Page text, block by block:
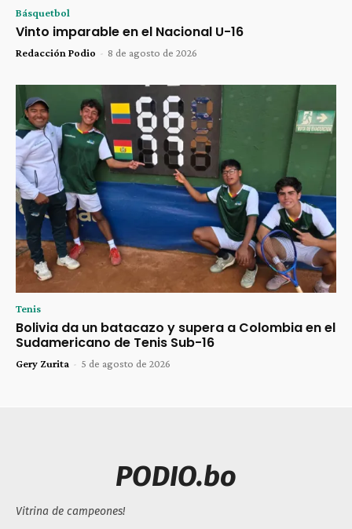
Básquetbol
Vinto imparable en el Nacional U-16
Redacción Podio - 8 de agosto de 2026
Tenis
Bolivia da un batacazo y supera a Colombia en el
Sudamericano de Tenis Sub-16
Gery Zurita - 5 de agosto de 2026
PODIO.bo
Vitrina de campeones!